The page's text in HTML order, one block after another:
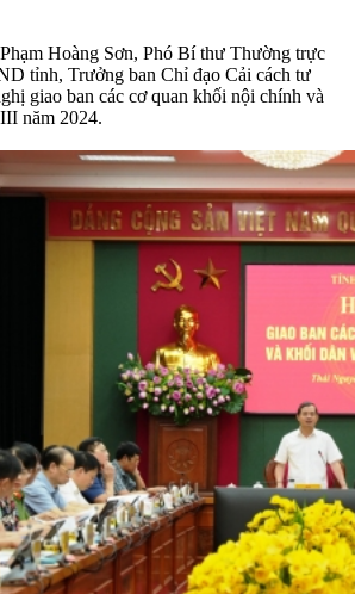
Hoàng Sơn, Phó Bí thư Thường trực
tỉnh, Trưởng ban Chỉ đạo Cải cách tư
giao ban các cơ quan khối nội chính và
năm 2024.